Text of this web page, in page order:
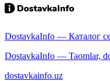
DostavkaInfo — Каталог
DostavkaInfo — Taomlar,
dostavkainfo.uz